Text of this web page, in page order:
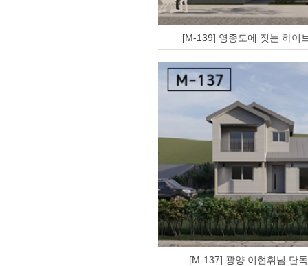
[M-139] 영종도에 짓는 하이
[M-137] 광양 이현휘님 단